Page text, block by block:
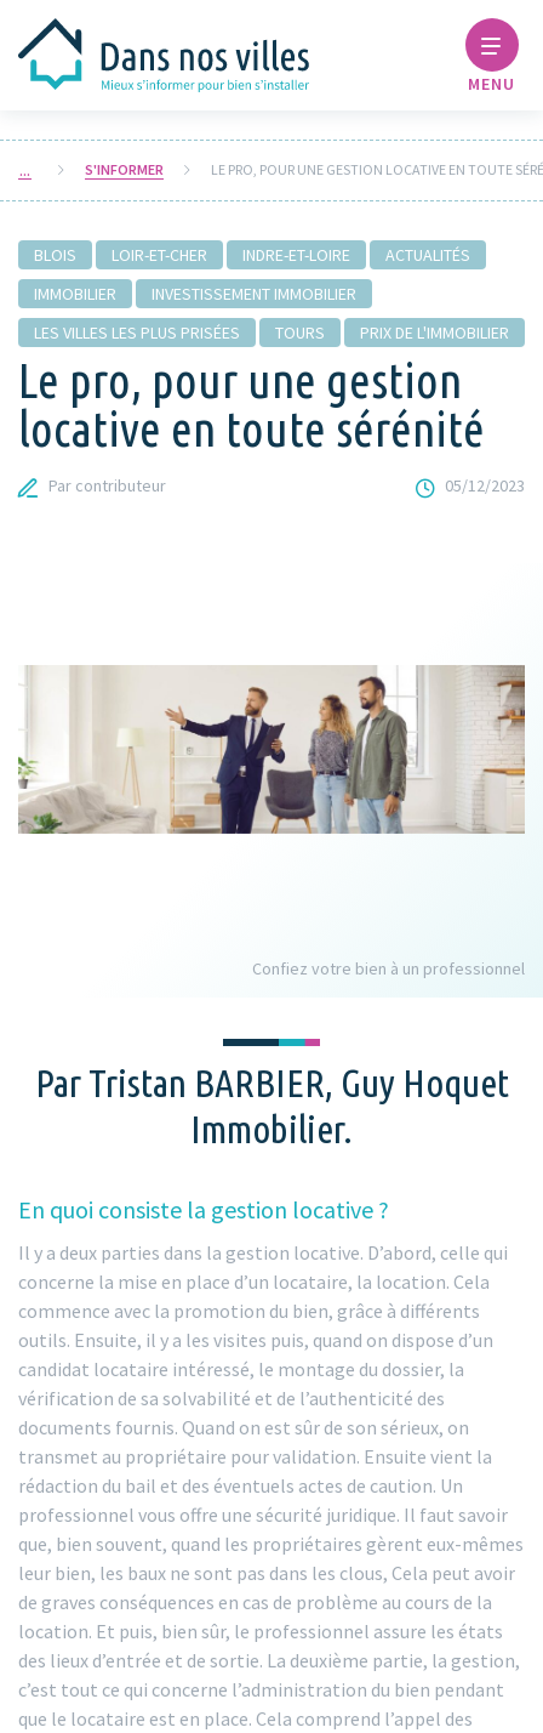
MENU
S'INFORMER
BLOIS LOIR-ET-CHER INDRE-ET-LOIRE
ACTUALITÉS
IMMOBILIER
INVESTISSEMENT IMMOBILIER
LES VILLES LES PLUS PRISÉES
TOURS PRIX DE L'IMMOBILIER
Le pro, pour une gestion
locative en toute sérénité
Par contributeur 05/12/2023
Confiez votre bien à un professionnel
Par Tristan BARBIER, Guy Hoquet
Immobilier.
En quoi consiste la gestion locative ?
Il y a deux parties dans la gestion locative. D’abord, celle qui
concerne la mise en place d’un locataire, la location. Cela
commence avec la promotion du bien, grâce à différents
outils. Ensuite, il y a les visites puis, quand on dispose d’un
candidat locataire intéressé, le montage du dossier, la
vérification de sa solvabilité et de l’authenticité des
documents fournis. Quand on est sûr de son sérieux, on
transmet au propriétaire pour validation. Ensuite vient la
rédaction du bail et des éventuels actes de caution. Un
professionnel vous offre une sécurité juridique. Il faut savoir
que, bien souvent, quand les propriétaires gèrent eux-mêmes
leur bien, les baux ne sont pas dans les clous, Cela peut avoir
de graves conséquences en cas de problème au cours de la
location. Et puis, bien sûr, le professionnel assure les états
des lieux d’entrée et de sortie. La deuxième partie, la gestion,
c’est tout ce qui concerne l’administration du bien pendant
que le locataire est en place. Cela comprend l’appel des